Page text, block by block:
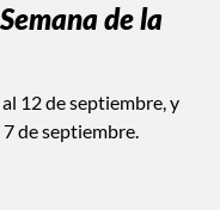
de la
12 de septiembre, y
de septiembre.